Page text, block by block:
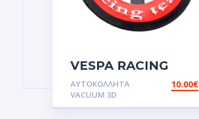
VESPA RACING
TEAM.Αυτοκόλλητα
ΑΥΤΟΚΌΛΛΗΤΑ
VACUUM 3D
10.00€